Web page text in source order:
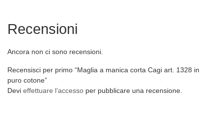
Recensioni
Ancora non ci sono recensioni.
Recensisci per primo “Maglia a manica corta Cagi art. 1328 in
puro cotone”
Devi effettuare l’accesso per pubblicare una recensione.